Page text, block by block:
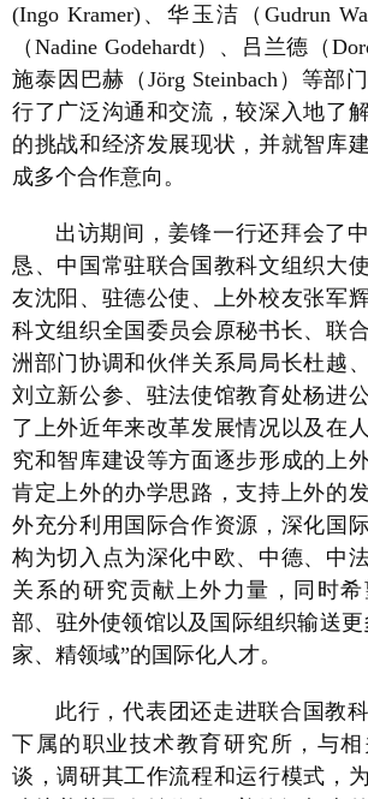
(Ingo Kramer)、华玉洁（Gudrun
（Nadine Godehardt）、吕兰德（
施泰因巴赫（Jörg Steinbach）等部
行了广泛沟通和交流，较深入地了
的挑战和经济发展现状，并就智库
成多个合作意向。
出访期间，姜锋一行还拜会了
恳、中国常驻联合国教科文组织大
友沈阳、驻德公使、上外校友张军
科文组织全国委员会原秘书长、联
洲部门协调和伙伴关系局局长杜越
刘立新公参、驻法使馆教育处杨进
了上外近年来改革发展情况以及在
究和智库建设等方面逐步形成的上
肯定上外的办学思路，支持上外的
外充分利用国际合作资源，深化国
构为切入点为深化中欧、中德、中
关系的研究贡献上外力量，同时
部、驻外使领馆以及国际组织输送更
家、精领域”的国际化人才。
此行，代表团还走进联合国教
下属的职业技术教育研究所，与
谈，调研其工作流程和运行模式，